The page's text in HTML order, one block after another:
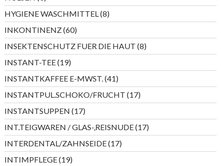
Produkte
HYGIENE WASCHMITTEL 88
Produkte
INKONTINENZ 6060
Produkte
INSEKTENSCHUTZ FUER DIE HAUT 88
Produkte
INSTANT-TEE 1919
Produkte
INSTANTKAFFEE E-MWST. 4141
Produkte
INSTANTPUL.SCHOKO/FRUCHT 1717
Produkte
INSTANTSUPPEN 1717
Produkte
INT.TEIGWAREN / GLAS-,REISNUDE 1717
Produkte
INTERDENTAL/ZAHNSEIDE 1717
Produkte
INTIMPFLEGE 1919